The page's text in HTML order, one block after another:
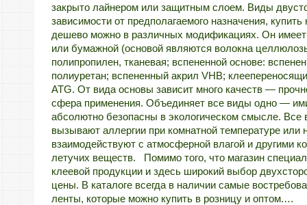
закрыто лайнером или защитным слоем. Виды
зависимости от предполагаемого назначения,
дешево можно в различных модификациях. Он
или бумажной (основой являются волокна
полипропилен, тканевая; вспененной основе:
полиуретан; вспененный акрил VHB;
ATG. От вида основы зависит много качеств —
сфера применения. Объединяет все виды одно —
абсолютно безопасны в экологическом смысле. Все
вызывают аллергии при комнатной температуре или
взаимодействуют с атмосферной влагой и другими
летучих веществ. Помимо того, что магазин
клеевой продукции и здесь широкий выбор
цены. В каталоге всегда в наличии самые
ленты, которые можно купить в розницу и оптом.…